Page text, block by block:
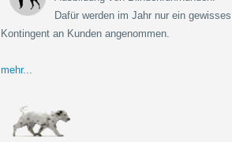
Dafür werden im Jahr nur ein gewisses
Kontingent an Kunden angenommen.
mehr...